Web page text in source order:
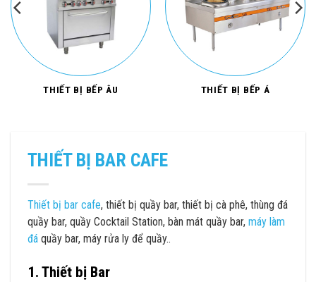
THIẾT BỊ BẾP ÂU THIẾT BỊ BẾP Á
THIẾT BỊ BAR CAFE
Thiết bị bar cafe, thiết bị quầy bar, thiết bị cà phê, thùng đá
quầy bar, quầy Cocktail Station, bàn mát quầy bar, máy làm
đá quầy bar, máy rửa ly để quầy..
1. Thiết bị Bar